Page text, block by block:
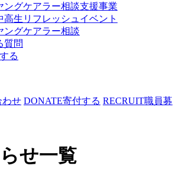
ングケアラー相談支援事業
高生リフレッシュイベント
ングケアラー相談
質問
る
わせ DONATE寄付する RECRUIT職員募
せ一覧